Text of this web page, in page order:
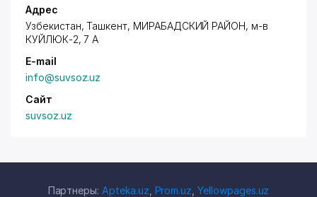
Адрес
Узбекистан, Ташкент, МИРАБАДСКИЙ РАЙОН, м-в
КУЙЛЮК-2, 7 А
E-mail
info@suvsoz.uz
Сайт
suvsoz.uz
Партнеры: Apteka.uz Prom.uz ,Yellowpages.uz